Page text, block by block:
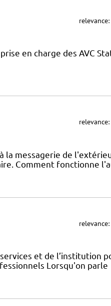
relevance:
en charge des AVC
relevance:
la messagerie de
Comment fonctionne
relevance:
et de l’institution
Lorsqu'on parle